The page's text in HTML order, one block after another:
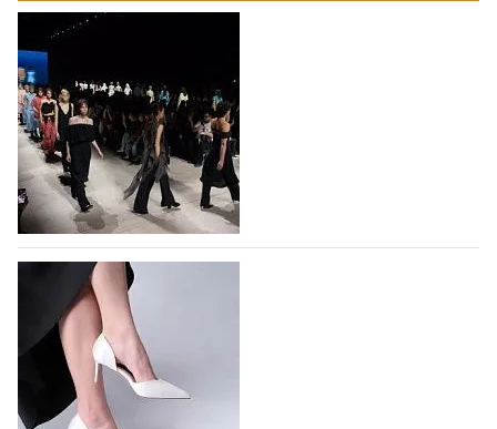
На участие в Московской неделе моды
подано 1047 заявок
На участие в седьмой Московской неделе моды,
которая пройдет в российской столице с 26 сентября
по 1 октября, уже подано 1047 заявок. Примерно